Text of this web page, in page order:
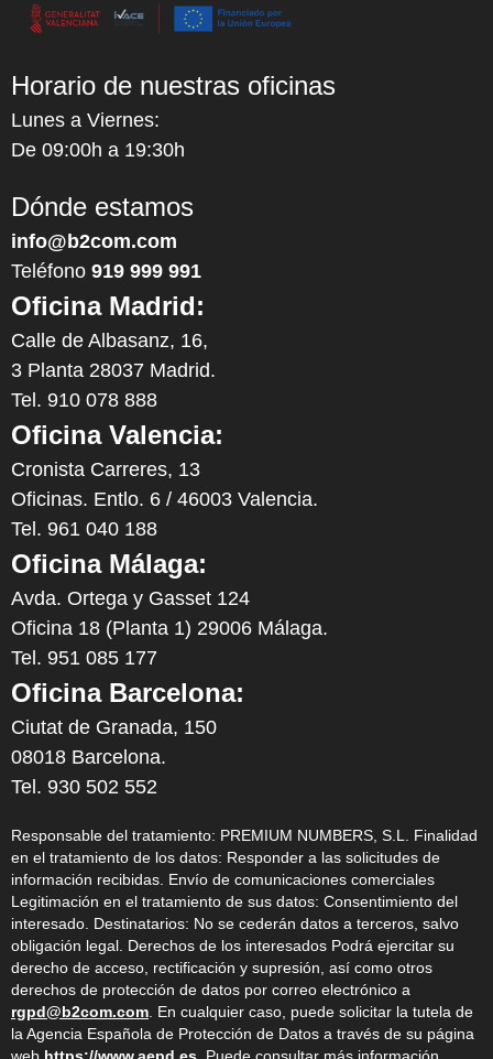
Horario de nuestras oficinas
Lunes a Viernes:
De 09:00h a 19:30h
Dónde estamos
info@b2com.com
Teléfono 919 999 991
Oficina Madrid:
Calle de Albasanz, 16,
3 Planta 28037 Madrid.
Tel. 910 078 888
Oficina Valencia:
Cronista Carreres, 13
Oficinas. Entlo. 6 / 46003 Valencia.
Tel. 961 040 188
Oficina Málaga:
Avda. Ortega y Gasset 124
Oficina 18 (Planta 1) 29006 Málaga.
Tel. 951 085 177
Oficina Barcelona:
Ciutat de Granada, 150
08018 Barcelona.
Tel. 930 502 552
Responsable del tratamiento: PREMIUM NUMBERS, S.L. Finalidad
en el tratamiento de los datos: Responder a las solicitudes de
información recibidas. Envío de comunicaciones comerciales
Legitimación en el tratamiento de sus datos: Consentimiento del
interesado. Destinatarios: No se cederán datos a terceros, salvo
obligación legal. Derechos de los interesados Podrá ejercitar su
derecho de acceso, rectificación y supresión, así como otros
derechos de protección de datos por correo electrónico a
rgpd@b2com.com. En cualquier caso, puede solicitar la tutela de
la Agencia Española de Protección de Datos a través de su página